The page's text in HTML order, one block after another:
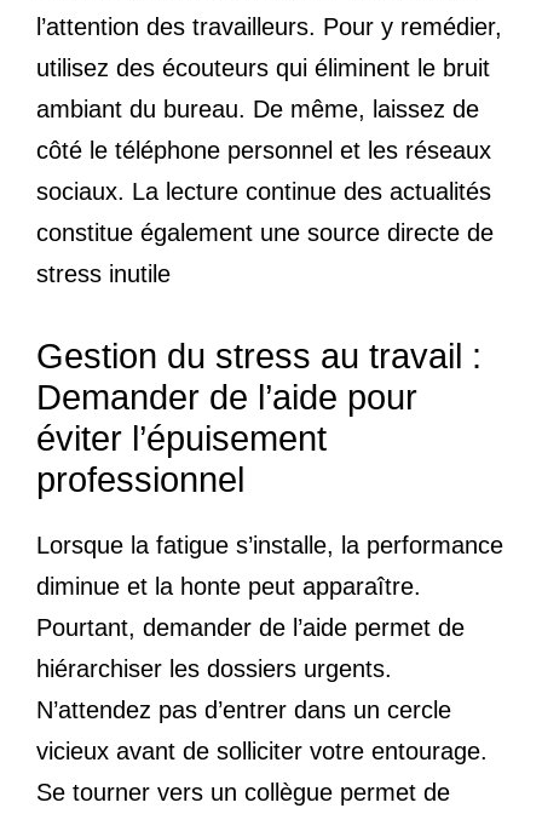
l’attention des travailleurs. Pour y remédier,
utilisez des écouteurs qui éliminent le bruit
ambiant du bureau. De même, laissez de
côté le téléphone personnel et les réseaux
sociaux. La lecture continue des actualités
constitue également une source directe de
stress inutile
Gestion du stress au travail :
Demander de l’aide pour
éviter l’épuisement
professionnel
Lorsque la fatigue s’installe, la performance
diminue et la honte peut apparaître.
Pourtant, demander de l’aide permet de
hiérarchiser les dossiers urgents.
N’attendez pas d’entrer dans un cercle
vicieux avant de solliciter votre entourage.
Se tourner vers un collègue permet de